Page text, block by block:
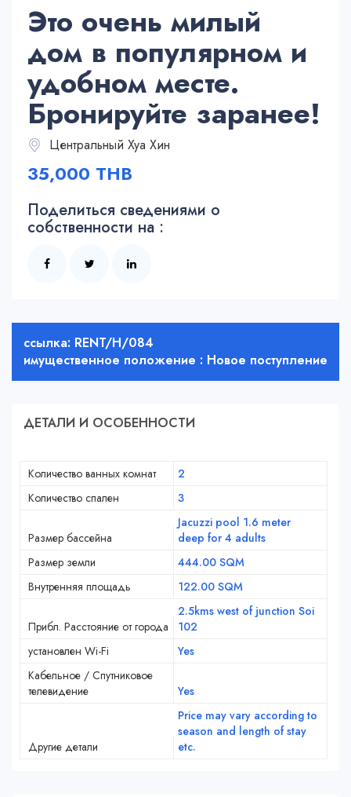
Это очень милый
дом в популярном и
удобном месте.
Бронируйте заранее!
Центральный Хуа Хин
35,000 THB
Поделиться сведениями о
собственности на :
ссылка: RENT/H/084
имущественное положение : Новое поступление
ДЕТАЛИ И ОСОБЕННОСТИ
Количество ванных комнат
2
Количество спален
3
Размер бассейна
Jacuzzi pool 1.6 meter
deep for 4 adults
Размер земли
444.00 SQM
Внутренняя площадь
122.00 SQM
Прибл. Расстояние от города
2.5kms west of junction Soi
102
установлен Wi-Fi
Yes
Кабельное / Спутниковое
телевидение
Yes
Другие детали
Price may vary according to
season and length of stay
etc.